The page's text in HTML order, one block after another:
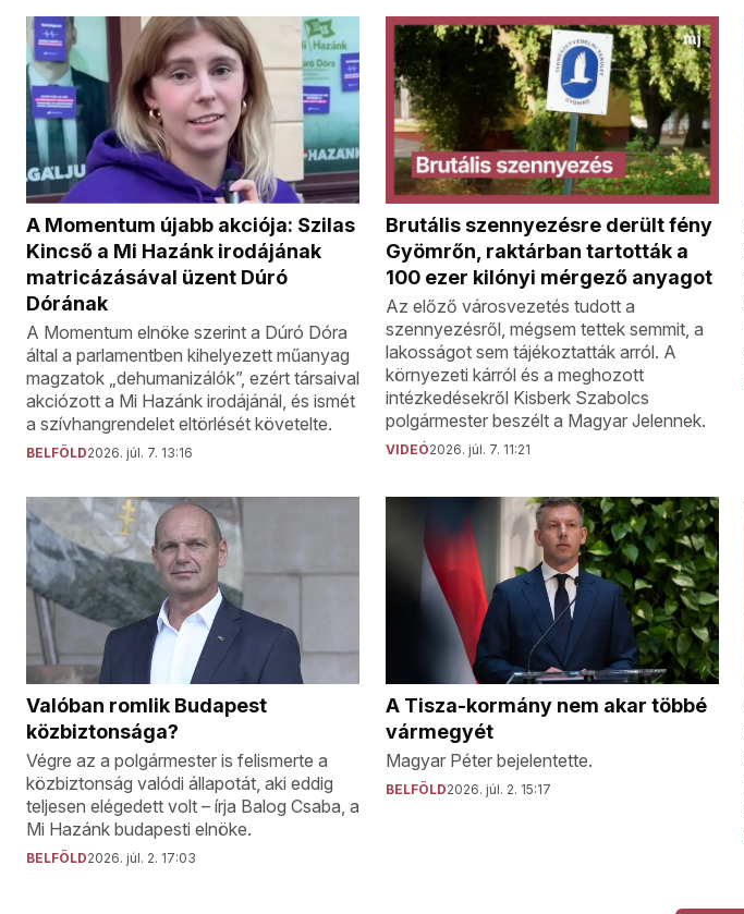
A Momentum újabb akciója: Szilas
Kincső a Mi Hazánk irodájának
matricázásával üzent Dúró
Dórának
A Momentum elnöke szerint a Dúró Dóra
által a parlamentben kihelyezett műanyag
magzatok „dehumanizálók”, ezért társaival
akciózott a Mi Hazánk irodájánál, és ismét
a szívhangrendelet eltörlését követelte.
BELFÖLD2026. júl. 7. 13:16
Brutális szennyezésre derült fény
Gyömrőn, raktárban tartották a
100 ezer kilónyi mérgező anyagot
Az előző városvezetés tudott a
szennyezésről, mégsem tettek semmit, a
lakosságot sem tájékoztatták arról. A
környezeti kárról és a meghozott
intézkedésekről Kisberk Szabolcs
polgármester beszélt a Magyar Jelennek.
VIDEÓ2026. júl. 7. 11:21
Valóban romlik Budapest
közbiztonsága?
Végre az a polgármester is felismerte a
közbiztonság valódi állapotát, aki eddig
teljesen elégedett volt – írja Balog Csaba, a
Mi Hazánk budapesti elnöke.
BELFÖLD2026. júl. 2. 17:03
A Tisza-kormány nem akar többé
vármegyét
Magyar Péter bejelentette.
BELFÖLD2026. júl. 2. 15:17